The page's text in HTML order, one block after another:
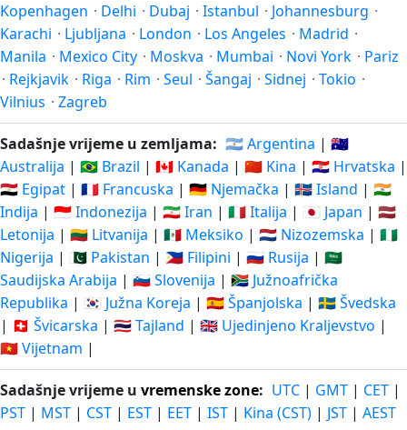
Kopenhagen · Delhi · Dubaj · Istanbul · Johannesburg ·
Karachi · Ljubljana · London · Los Angeles · Madrid ·
Manila · Mexico City · Moskva · Mumbai · Novi York · Pariz
· Rejkjavik · Riga · Rim · Seul · Šangaj · Sidnej · Tokio ·
Vilnius · Zagreb
Sadašnje vrijeme u zemljama: 🇦🇷 Argentina | 🇦🇺
Australija | 🇧🇷 Brazil | 🇨🇦 Kanada | 🇨🇳 Kina | 🇭🇷 Hrvatska |
🇪🇬 Egipat | 🇫🇷 Francuska | 🇩🇪 Njemačka | 🇮🇸 Island | 🇮🇳
Indija | 🇮🇩 Indonezija | 🇮🇷 Iran | 🇮🇹 Italija | 🇯🇵 Japan | 🇱🇻
Letonija | 🇱🇹 Litvanija | 🇲🇽 Meksiko | 🇳🇱 Nizozemska | 🇳🇬
Nigerija | 🇵🇰 Pakistan | 🇵🇭 Filipini | 🇷🇺 Rusija | 🇸🇦
Saudijska Arabija | 🇸🇮 Slovenija | 🇿🇦 Južnoafrička
Republika | 🇰🇷 Južna Koreja | 🇪🇸 Španjolska | 🇸🇪 Švedska
| 🇨🇭 Švicarska | 🇹🇭 Tajland | 🇬🇧 Ujedinjeno Kraljevstvo |
🇻🇳 Vijetnam |
Sadašnje vrijeme u vremenske zone: UTC | GMT | CET |
PST | MST | CST | EST | EET | IST | Kina (CST) | JST | AEST